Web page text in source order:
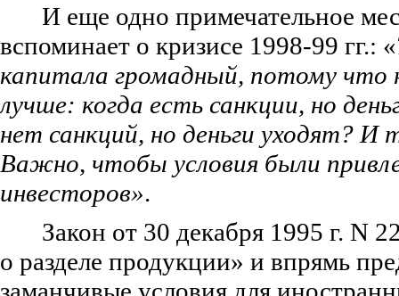
И еще одно примечательное
вспоминает о кризисе 1998-99 гг.: «
капитала громадный, потому что
лучше: когда есть санкции, но
нет санкций, но деньги уходят? И
Важно, чтобы условия были
инвесторов».
Закон от 30 декабря 1995 г. N
о разделе продукции» и впрямь
заманчивые условия для